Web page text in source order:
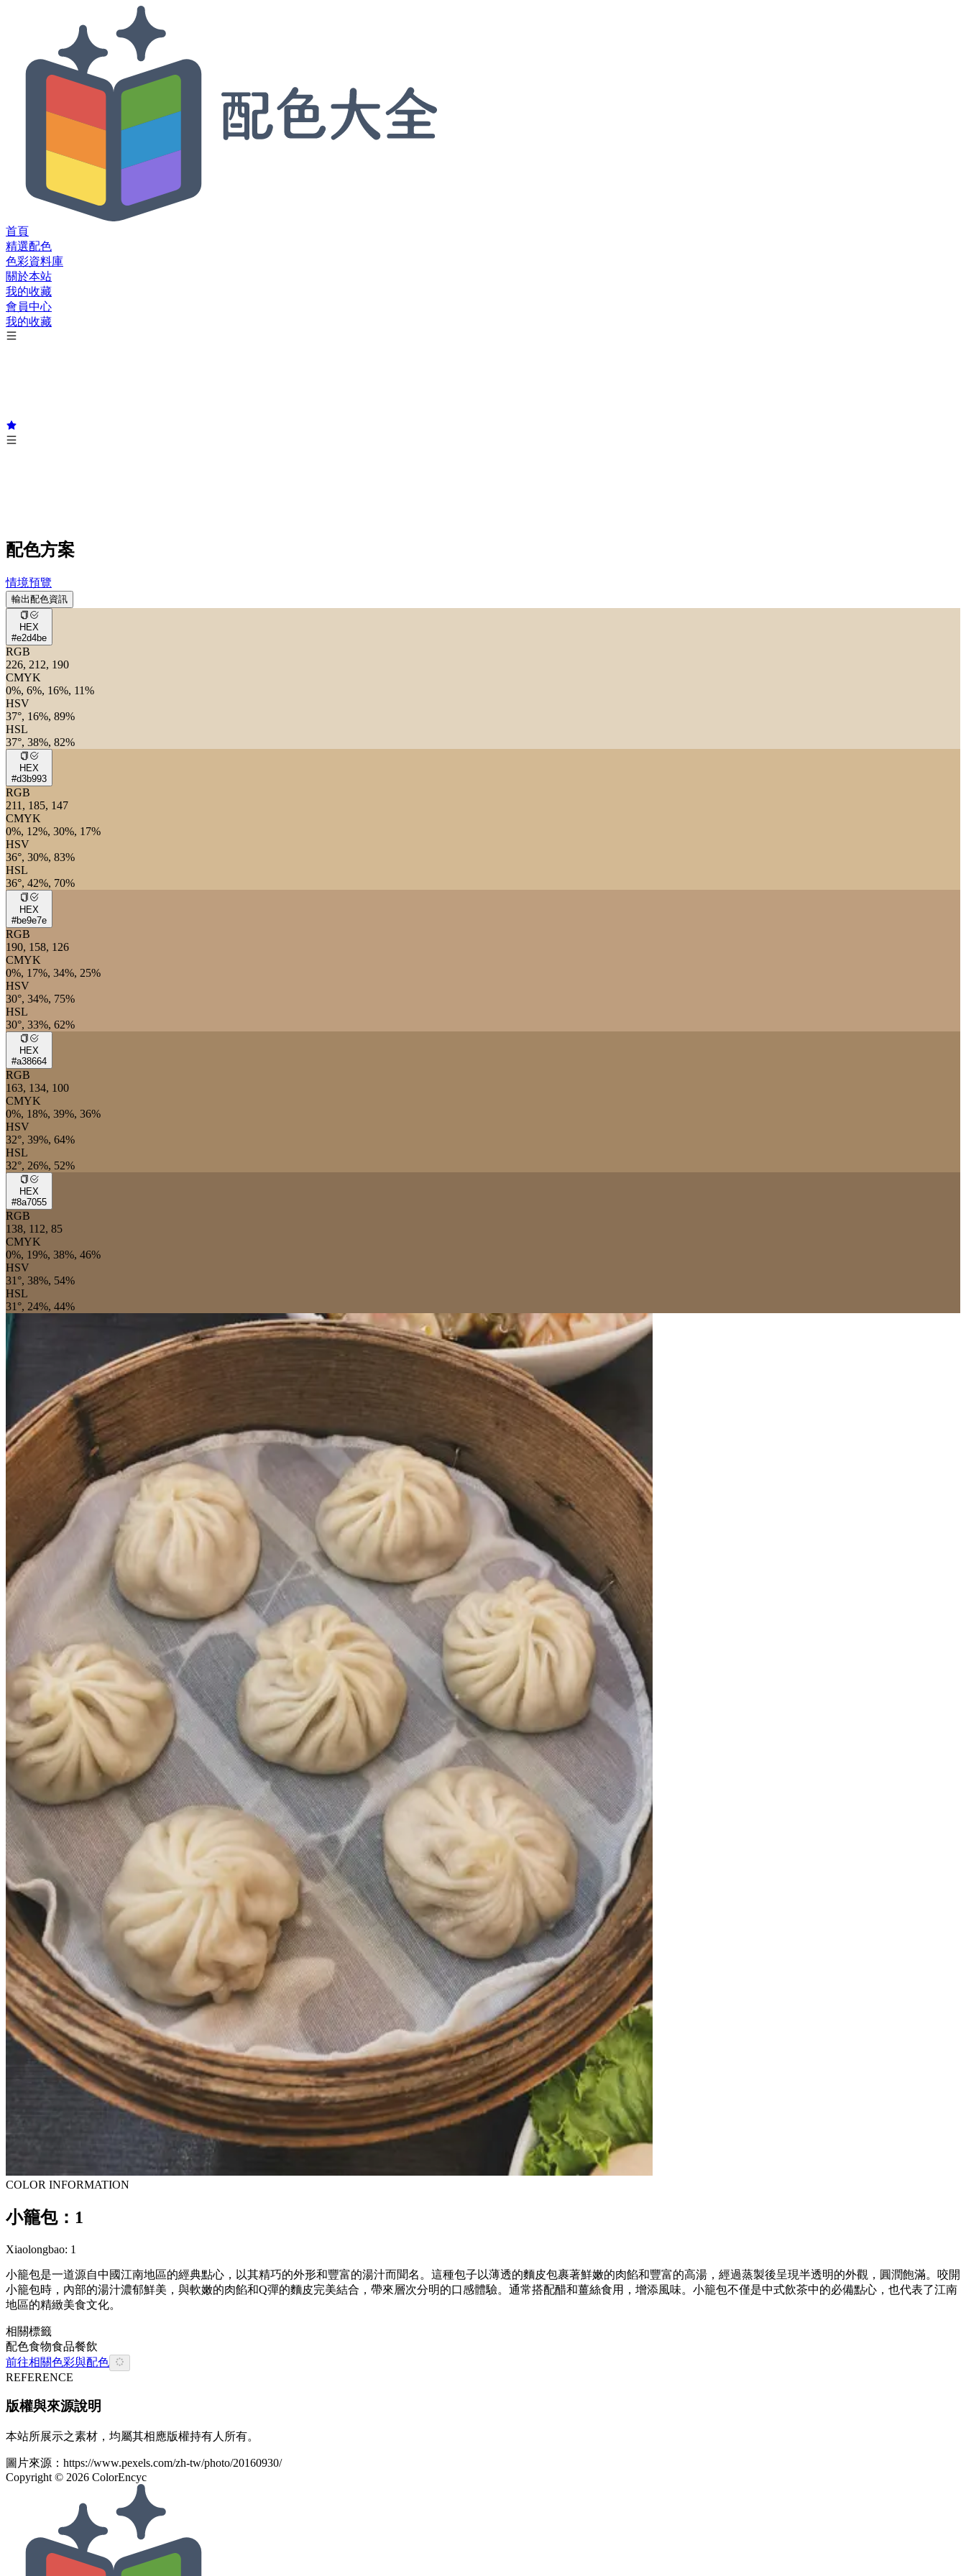
首頁
精選配色
色彩資料庫
關於本站
我的收藏
會員中心
我的收藏
配色方案
情境預覽
輸出配色資訊
HEX
#e2d4be
RGB
226, 212, 190
CMYK
0%, 6%, 16%, 11%
HSV
37°, 16%, 89%
HSL
37°, 38%, 82%
HEX
#d3b993
RGB
211, 185, 147
CMYK
0%, 12%, 30%, 17%
HSV
36°, 30%, 83%
HSL
36°, 42%, 70%
HEX
#be9e7e
RGB
190, 158, 126
CMYK
0%, 17%, 34%, 25%
HSV
30°, 34%, 75%
HSL
30°, 33%, 62%
HEX
#a38664
RGB
163, 134, 100
CMYK
0%, 18%, 39%, 36%
HSV
32°, 39%, 64%
HSL
32°, 26%, 52%
HEX
#8a7055
RGB
138, 112, 85
CMYK
0%, 19%, 38%, 46%
HSV
31°, 38%, 54%
HSL
31°, 24%, 44%
COLOR INFORMATION
小籠包：1
Xiaolongbao: 1
小籠包是一道源自中國江南地區的經典點心，以其精巧的外形和豐富的湯汁而聞名。這種包子以薄透的麵皮包裹著鮮嫩的肉餡和豐富的高湯，經過蒸製後呈現半透明的外觀，圓潤飽滿。咬開
小籠包時，內部的湯汁濃郁鮮美，與軟嫩的肉餡和Q彈的麵皮完美結合，帶來層次分明的口感體驗。通常搭配醋和薑絲食用，增添風味。小籠包不僅是中式飲茶中的必備點心，也代表了江南
地區的精緻美食文化。
相關標籤
配色食物食品餐飲
前往相關色彩與配色
REFERENCE
版權與來源說明
本站所展示之素材，均屬其相應版權持有人所有。
圖片來源： https://www.pexels.com/zh-tw/photo/20160930/
Copyright © 2026 ColorEncyc